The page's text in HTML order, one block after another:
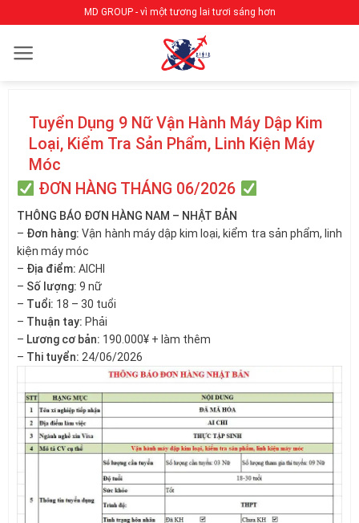
qua
nội
MD GROUP - vì một tương lai tươi sáng hơn
Tuyển Dụng 9 Nữ Vận Hành Máy Dập Kim
Loại, Kiểm Tra Sản Phẩm, Linh Kiện Máy
Móc
ĐƠN HÀNG THÁNG 06/2026
THÔNG BÁO ĐƠN HÀNG NAM – NHẬT BẢN
– Đơn hàng: Vận hành máy dập kim loại, kiểm tra sản phẩm, linh
kiện máy móc
– Địa điểm: AICHI
– Số lượng: 9 nữ
– Tuổi: 18 – 30 tuổi
– Thuận tay: Phải
– Lương cơ bản: 190.000¥ + làm thêm
– Thi tuyển: 24/06/2026